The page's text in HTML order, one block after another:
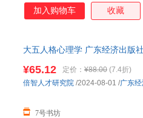
加入购物车 收藏
大五人格心理学 广东经济出版
¥65.12 定价： ¥88.00 (7.4折)
7号书坊
倍智人才研究院 /2024-08-01 /广东